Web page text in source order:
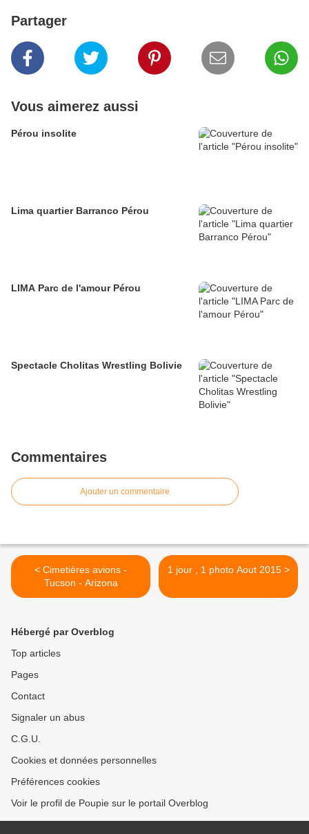
Partager
Vous aimerez aussi
Pérou insolite
Lima quartier Barranco Pérou
LIMA Parc de l'amour Pérou
Spectacle Cholitas Wrestling Bolivie
Commentaires
Ajouter un commentaire
< Cimetières avions -
Tucson - Arizona
1 jour , 1 photo Aout 2015 >
Hébergé par Overblog
Top articles
Pages
Contact
Signaler un abus
C.G.U.
Cookies et données personnelles
Préférences cookies
Voir le profil de Poupie sur le portail Overblog